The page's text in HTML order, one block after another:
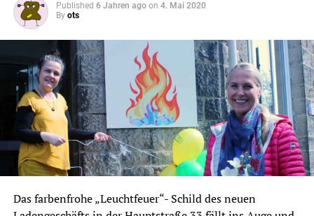
Published 6 Jahren ago on 4. Mai 2020
By ots
Das farbenfrohe „Leuchtfeuer“- Schild des neuen